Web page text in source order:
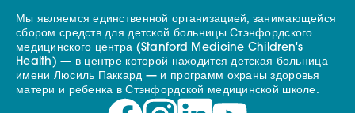
Мы являемся единственной организацией, занимающейся
сбором средств для детской больницы Стэнфордского
медицинского центра (Stanford Medicine Children's
Health) — в центре которой находится детская больница
имени Люсиль Паккард — и программ охраны здоровья
матери и ребенка в Стэнфордской медицинской школе.